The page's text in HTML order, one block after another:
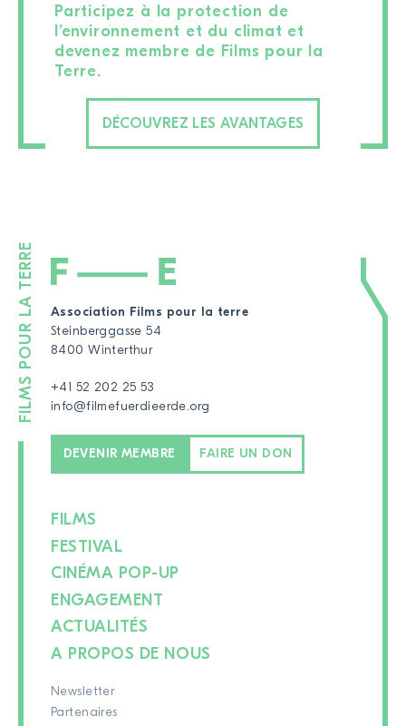
Participez à la protection de
l’environnement et du climat et
devenez membre de Films pour la
Terre.
DÉCOUVREZ LES AVANTAGES
Association Films pour la terre
Steinberggasse 54
8400 Winterthur
+41 52 202 25 53
info@filmefuerdieerde.org
DEVENIR MEMBRE FAIRE UN DON
FILMS
FESTIVAL
CINÉMA POP-UP
ENGAGEMENT
ACTUALITÉS
A PROPOS DE NOUS
Newsletter
Partenaires